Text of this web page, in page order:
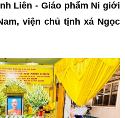
Liên - Giáo phẩm Ni giới
viện chủ tịnh xá Ngọc